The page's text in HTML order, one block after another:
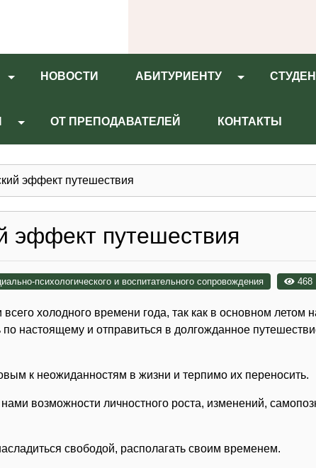
НОВОСТИ АБИТУРИЕНТУ
ОТ ПРЕПОДАВАТЕЛЕЙ КОНТАКТЫ
эффект путешествия
эффект путешествия
психологического и воспитательного сопровождения 468
холодного времени года, так как в основном летом
настоящему и отправиться в долгожданное
к неожиданностям в жизни и терпимо их переносить.
возможности личностного роста, изменений,
свободой, располагать своим временем.